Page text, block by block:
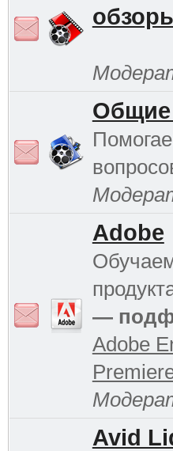
Общие
Adobe
—
Adobe
Avid